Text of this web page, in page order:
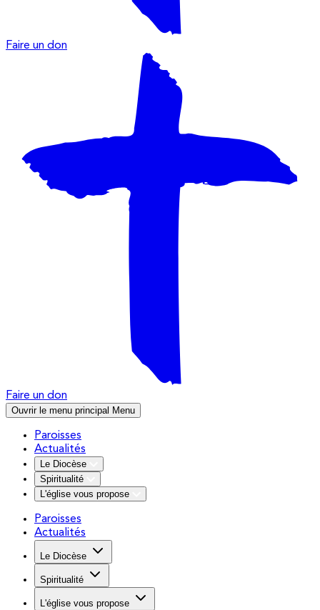
Faire un don
Faire un don
Ouvrir le menu principal Menu
Paroisses
Actualités
Le Diocèse
Spiritualité
L'église vous propose
Paroisses
Actualités
Le Diocèse
Spiritualité
L'église vous propose